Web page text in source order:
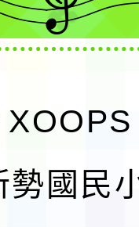
XOOPS
勢國民